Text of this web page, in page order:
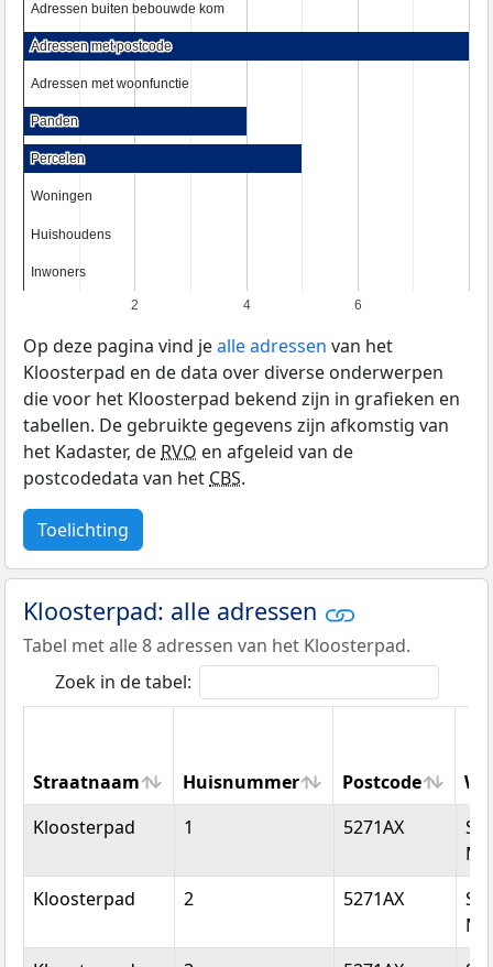
2 4 6
Adressen buiten bebouwde kom
Adressen buiten bebouwde kom
Adressen met postcode
Adressen met postcode
Adressen met woonfunctie
Adressen met woonfunctie
Panden
Panden
Percelen
Percelen
Woningen
Woningen
Huishoudens
Huishoudens
Inwoners
Inwoners
Op deze pagina vind jealle adressen van het
Kloosterpad en de data over diverse onderwerpen
die voor het Kloosterpad bekend zijn in grafieken en
tabellen. De gebruikte gegevens zijn afkomstig van
het Kadaster, deRVO en afgeleid van de
postcodedata van hetCBS.
Toelichting
Kloosterpad: alle adressen
Tabel met alle 8 adressen van het Kloosterpad.
Zoek in de tabel:
Straatnaam Huisnummer Postcode
Straatnaam
Huisnummer Postcode
Kloosterpad 1 5271AX
Kloosterpad
2 5271AX